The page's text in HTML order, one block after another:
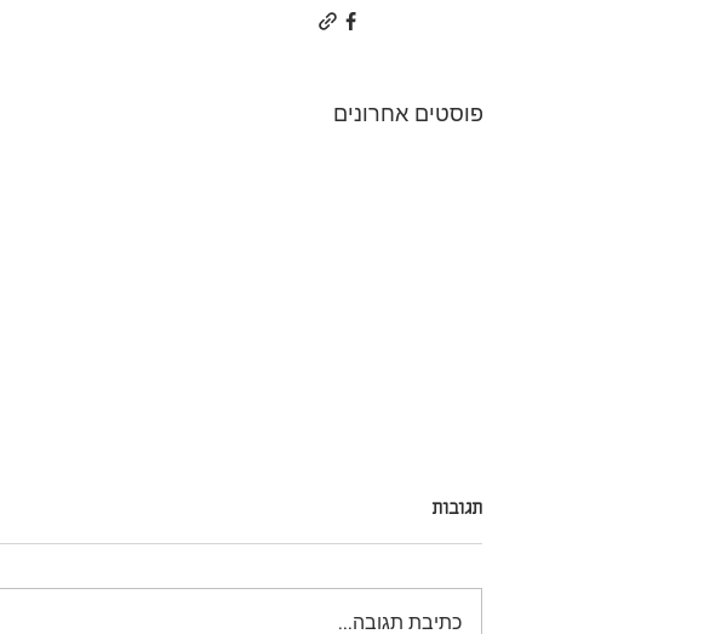
פוסטים אחרונים
תגובות
כתיבת תגובה...